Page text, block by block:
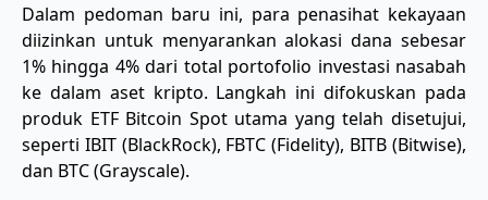
​Dalam pedoman baru ini, para penasihat kekayaan
diizinkan untuk menyarankan alokasi dana sebesar
1% hingga 4% dari total portofolio investasi nasabah
ke dalam aset kripto. Langkah ini difokuskan pada
produk ETF Bitcoin Spot utama yang telah disetujui,
seperti IBIT (BlackRock), FBTC (Fidelity), BITB (Bitwise),
dan BTC (Grayscale).